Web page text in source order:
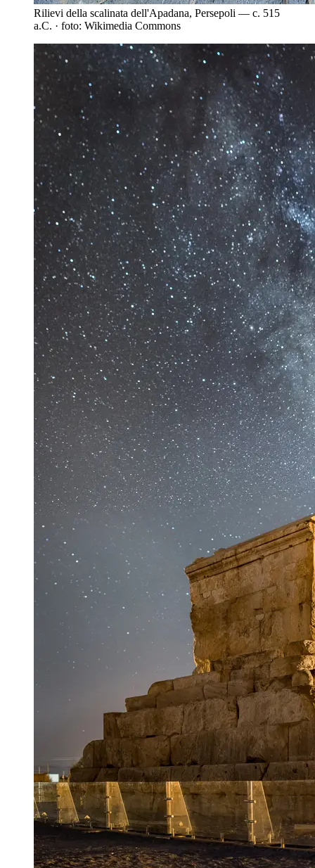
Rilievi della scalinata dell'Apadana, Persepoli — c. 515
a.C. · foto: Wikimedia Commons